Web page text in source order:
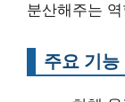
분산해주는
주요 기능